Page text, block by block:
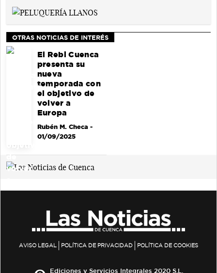
OTRAS NOTICIAS DE INTERÉS
El Rebi Cuenca
presenta su
nueva
temporada con
el objetivo de
volver a
Europa
Rubén M. Checa-
01/09/2025
AVISO LEGAL POLÍTICA DE PRIVACIDAD POLÍTICA DE COOKIES
Ediciones y Servicios Integrales 2020 S.L.